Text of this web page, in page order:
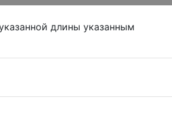
длины указанным